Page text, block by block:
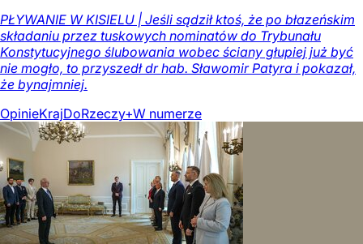
PŁYWANIE W KISIELU | Jeśli sądził ktoś, że po błazeńskim
składaniu przez tuskowych nominatów do Trybunału
Konstytucyjnego ślubowania wobec ściany głupiej już być
nie mogło, to przyszedł dr hab. Sławomir Patyra i pokazał,
że bynajmniej.
OpinieKrajDoRzeczy+W numerze